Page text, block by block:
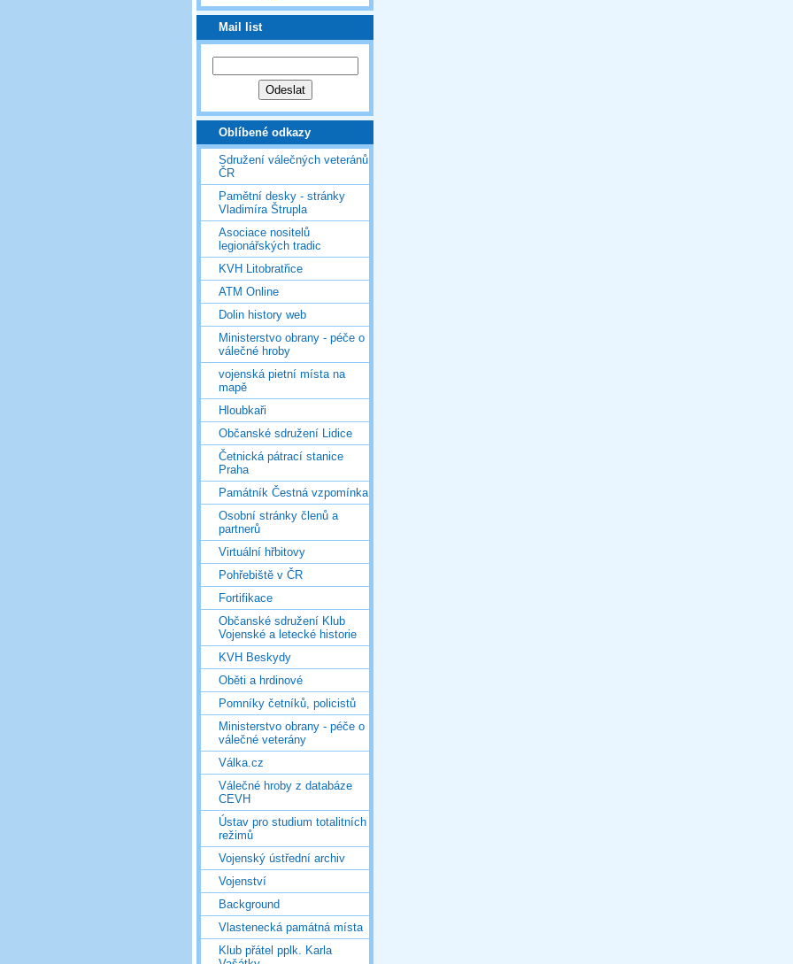
Mail list
Oblíbené odkazy
Sdružení válečných veteránů
ČR
Pamětní desky - stránky
Vladimíra Štrupla
Asociace nositelů
legionářských tradic
KVH Litobratřice
ATM Online
Dolin history web
Ministerstvo obrany - péče o
válečné hroby
vojenská pietní místa na
mapě
Hloubkaři
Občanské sdružení Lidice
Četnická pátrací stanice
Praha
Památník Čestná vzpomínka
Osobní stránky členů a
partnerů
Virtuální hřbitovy
Pohřebiště v ČR
Fortifikace
Občanské sdružení Klub
Vojenské a letecké historie
KVH Beskydy
Oběti a hrdinové
Pomníky četníků, policistů
Ministerstvo obrany - péče o
válečné veterány
Válka.cz
Válečné hroby z databáze
CEVH
Ústav pro studium totalitních
režimů
Vojenský ústřední archiv
Vojenství
Background
Vlastenecká památná místa
Klub přátel pplk. Karla